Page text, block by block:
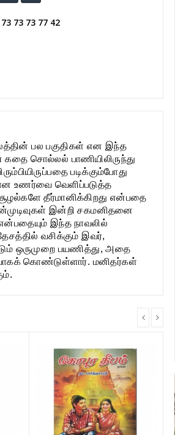
73 73 73 77 42
பல பகுதிகள் என இந்த
சொல்லல் பாணியிலிருந்து
படிக்கும்போது
உணர்வை வெளிப்படுத்த
தீர்மானிக்கிறது என்பதை
இன்றி சகமனிதனை
இந்த நாவலில்
வசிக்கும் இவர்,
ஒருமுறை பயணித்து, அதை
கொண்டுள்ளார். மனிதர்கள்